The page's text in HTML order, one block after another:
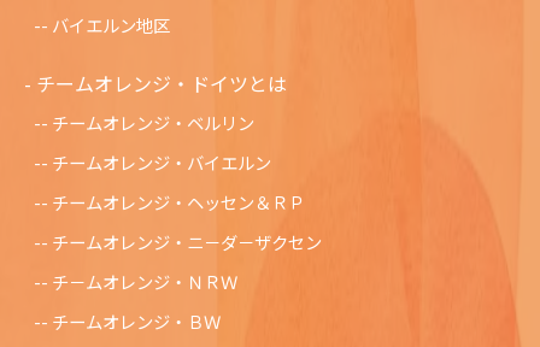
バイエルン地区
チームオレンジ・ドイツとは
チームオレンジ・ベルリン
チームオレンジ・バイエルン
チームオレンジ・ヘッセン＆ＲＰ
チームオレンジ・ニ－ダ－ザクセン
チ－ムオレンジ・ＮＲＷ
チームオレンジ・ＢＷ